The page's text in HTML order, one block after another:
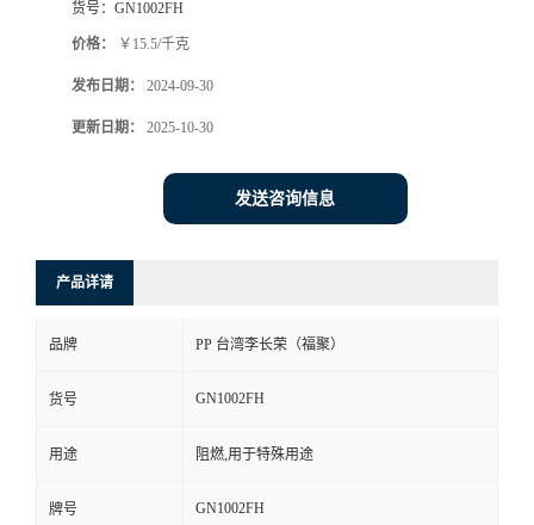
货号： GN1002FH
价格： ￥15.5/千克
发布日期： 2024-09-30
更新日期： 2025-10-30
发送咨询信息
产品详请
品牌 PP 台湾李长荣（福聚）
货号 GN1002FH
用途 阻燃,用于特殊用途
牌号 GN1002FH